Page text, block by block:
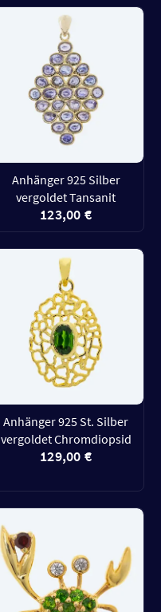
Anhänger 925 Silber
vergoldet Tansanit
123,00 €
Anhänger 925 St. Silber
vergoldet Chromdiopsid
129,00 €